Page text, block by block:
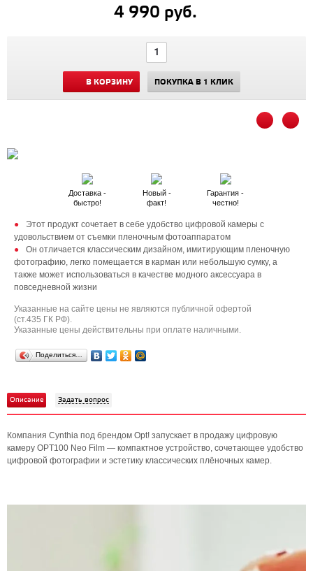
4 990 руб.
В КОРЗИНУ ПОКУПКА В 1 КЛИК
Доставка -
быстро!
Новый -
факт!
Гарантия -
честно!
Этот продукт сочетает в себе удобство цифровой камеры с
удовольствием от съемки пленочным фотоаппаратом
Он отличается классическим дизайном, имитирующим пленочную
фотографию, легко помещается в карман или небольшую сумку, а
также может использоваться в качестве модного аксессуара в
повседневной жизни
Указанные на сайте цены не являются публичной офертой
(ст.435 ГК РФ).
Указанные цены действительны при оплате наличными.
Поделиться…
Описание Задать вопрос
Компания Cynthia под брендом Opt! запускает в продажу цифровую
камеру OPT100 Neo Film — компактное устройство, сочетающее удобство
цифровой фотографии и эстетику классических плёночных камер.